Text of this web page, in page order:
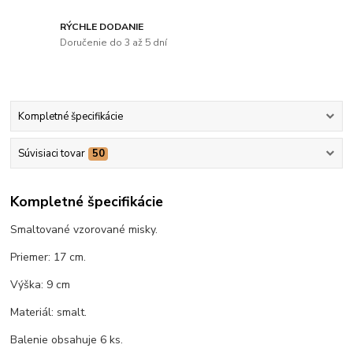
RÝCHLE DODANIE
Doručenie do 3 až 5 dní
Kompletné špecifikácie
Súvisiaci tovar 50
Kompletné špecifikácie
Smaltované vzorované misky.
Priemer: 17 cm.
Výška: 9 cm
Materiál: smalt.
Balenie obsahuje 6 ks.